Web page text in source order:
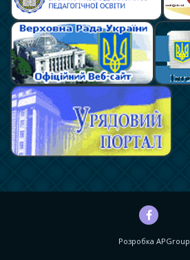
Розробка APGroup